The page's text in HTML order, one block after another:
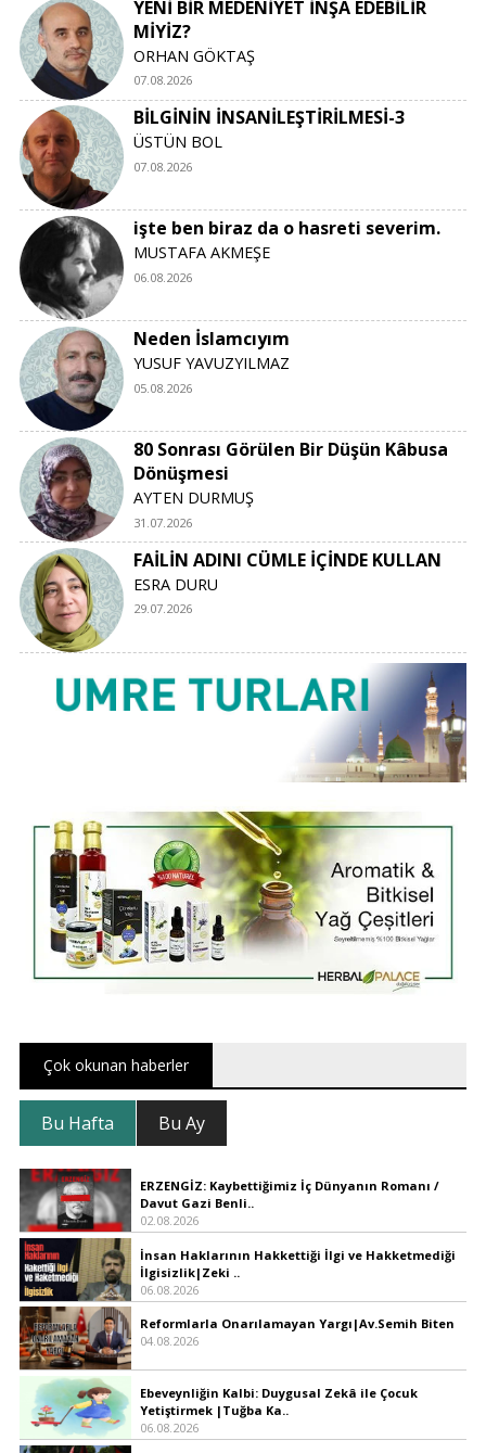
YENİ BİR MEDENİYET İNŞA EDEBİLİR
MİYİZ?
ORHAN GÖKTAŞ
07.08.2026
BİLGİNİN İNSANİLEŞTİRİLMESİ-3
ÜSTÜN BOL
07.08.2026
işte ben biraz da o hasreti severim.
MUSTAFA AKMEŞE
06.08.2026
Neden İslamcıyım
YUSUF YAVUZYILMAZ
05.08.2026
80 Sonrası Görülen Bir Düşün Kâbusa
Dönüşmesi
AYTEN DURMUŞ
31.07.2026
FAİLİN ADINI CÜMLE İÇİNDE KULLAN
ESRA DURU
29.07.2026
Çok okunan haberler
Bu Hafta Bu Ay
ERZENGİZ: Kaybettiğimiz İç Dünyanın Romanı /
Davut Gazi Benli..
02.08.2026
İnsan Haklarının Hakkettiği İlgi ve Hakketmediği
İlgisizlik|Zeki ..
06.08.2026
Reformlarla Onarılamayan Yargı|Av.Semih Biten
04.08.2026
Ebeveynliğin Kalbi: Duygusal Zekâ ile Çocuk
Yetiştirmek |Tuğba Ka..
06.08.2026